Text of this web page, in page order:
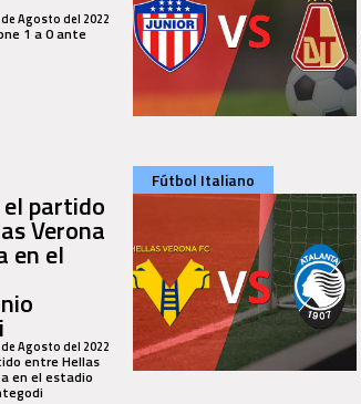
Agosto del 2022
1 a 0 ante
el partido
Verona
en el
Agosto del 2022
entre Hellas
en el estadio
Fútbol Italiano